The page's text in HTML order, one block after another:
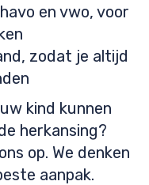
en vwo, voor
zodat je altijd
kind kunnen
herkansing?
op. We denken
aanpak.